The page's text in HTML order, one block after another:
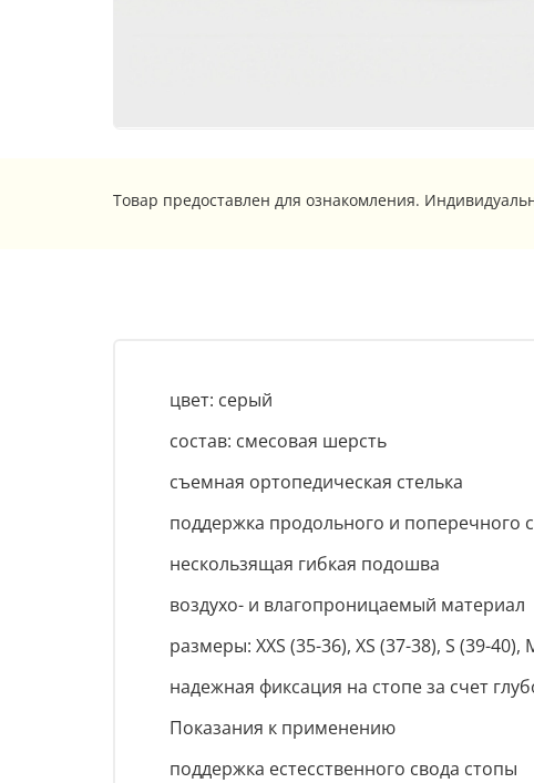
Товар предоставлен для ознакомления.
цвет: серый
состав: смесовая шерсть
съемная ортопедическая стелька
поддержка продольного и поперечного
нескользящая гибкая подошва
воздухо- и влагопроницаемый материал
размеры: XXS (35-36), XS (37-38), S (39-40),
надежная фиксация на стопе за счет
Показания к применению
поддержка естесственного свода стопы